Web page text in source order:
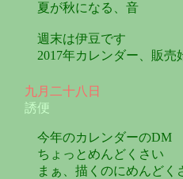
夏が秋になる、音
週末は伊豆です
2017年カレンダー、販売
九月二十八日
誘便
今年のカレンダーのDM
ちょっとめんどくさい
まぁ、描くのにめんどく